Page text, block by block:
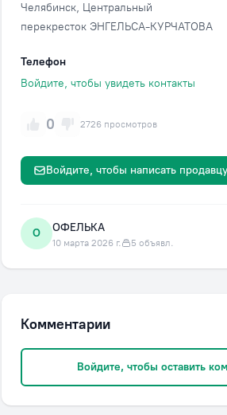
Челябинск, Центральный
перекресток ЭНГЕЛЬСА-КУРЧАТОВА
Телефон
Войдите, чтобы увидеть контакты
0 2726 просмотров
Войдите, чтобы написать продавцу
О ОФЕЛЬКА
10 марта 2026 г. 5 объявл.
Комментарии
Войдите, чтобы оставить